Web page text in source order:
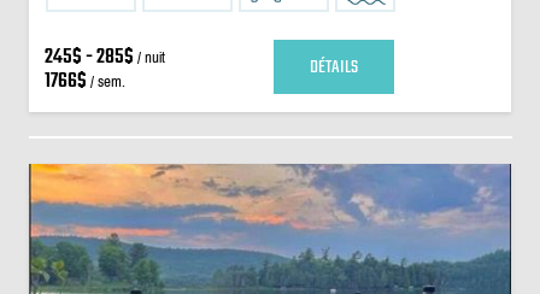
245$ - 285$ / nuit
1766$ / sem. DÉTAILS